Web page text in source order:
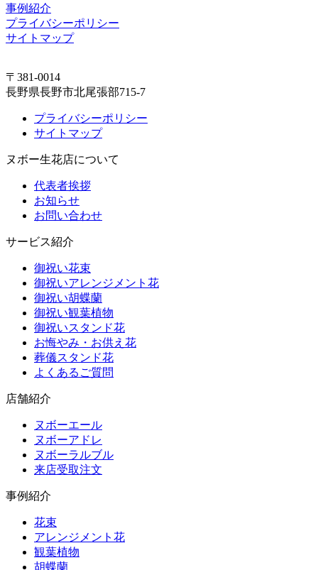
事例紹介
プライバシーポリシー
サイトマップ
〒381-0014
長野県長野市北尾張部715-7
プライバシーポリシー
サイトマップ
ヌボー生花店について
代表者挨拶
お知らせ
お問い合わせ
サービス紹介
御祝い花束
御祝いアレンジメント花
御祝い胡蝶蘭
御祝い観葉植物
御祝いスタンド花
お悔やみ・お供え花
葬儀スタンド花
よくあるご質問
店舗紹介
ヌボーエール
ヌボーアドレ
ヌボーラルブル
来店受取注文
事例紹介
花束
アレンジメント花
観葉植物
胡蝶蘭